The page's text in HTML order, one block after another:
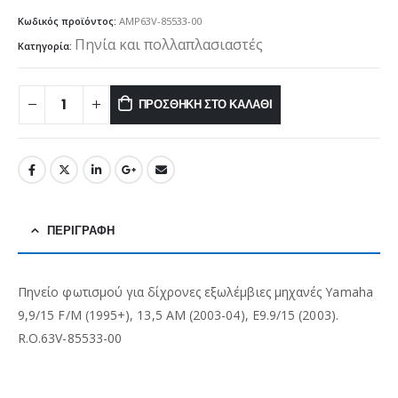
Κωδικός προϊόντος: AMP63V-85533-00
Κατηγορία: Πηνία και πολλαπλασιαστές
ΠΡΟΣΘΉΚΗ ΣΤΟ ΚΑΛΆΘΙ
ΠΕΡΙΓΡΑΦΉ
Πηνείο φωτισμού για δίχρονες εξωλέμβιες μηχανές Yamaha
9,9/15 F/M (1995+), 13,5 AM (2003-04), E9.9/15 (2003).
R.O.63V-85533-00